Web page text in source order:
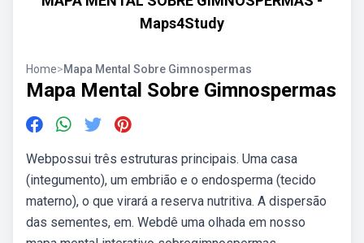
Maps4Study
Home>Mapa Mental Sobre Gimnospermas
Mapa Mental Sobre Gimnospermas
Webpossui três estruturas principais. Uma casa
(integumento), um embrião e o endosperma (tecido
materno), o que virará a reserva nutritiva. A dispersão
das sementes, em. Webdê uma olhada em nosso